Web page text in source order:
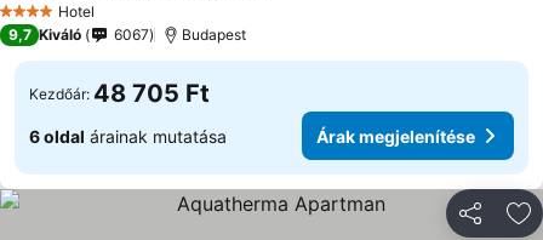
4 KategóriaHotel
9,7 Kiváló 6067 Budapest
Kezdőár: 48 705 Ft
6 oldal árainak mutatása Árak megjelenítése